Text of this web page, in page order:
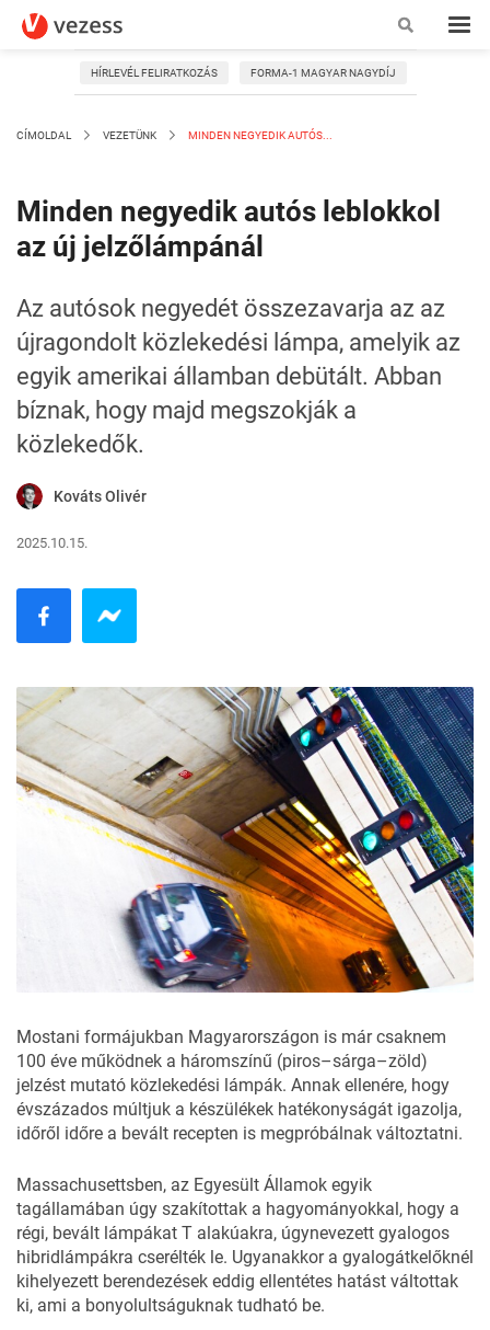
HÍRLEVÉL FELIRATKOZÁS FORMA-1 MAGYAR NAGYDÍJ
CÍMOLDAL VEZETÜNK MINDEN NEGYEDIK AUTÓS...
Minden negyedik autós leblokkol
az új jelzőlámpánál
Az autósok negyedét összezavarja az az
újragondolt közlekedési lámpa, amelyik az
egyik amerikai államban debütált. Abban
bíznak, hogy majd megszokják a
közlekedők.
Kováts Olivér
2025.10.15.
Mostani formájukban Magyarországon is már csaknem
100 éve működnek a háromszínű (piros–sárga–zöld)
jelzést mutató közlekedési lámpák. Annak ellenére, hogy
évszázados múltjuk a készülékek hatékonyságát igazolja,
időről időre a bevált recepten is megpróbálnak változtatni.
Massachusettsben, az Egyesült Államok egyik
tagállamában úgy szakítottak a hagyományokkal, hogy a
régi, bevált lámpákat T alakúakra, úgynevezett gyalogos
hibridlámpákra cserélték le. Ugyanakkor a gyalogátkelőknél
kihelyezett berendezések eddig ellentétes hatást váltottak
ki, ami a bonyolultságuknak tudható be.